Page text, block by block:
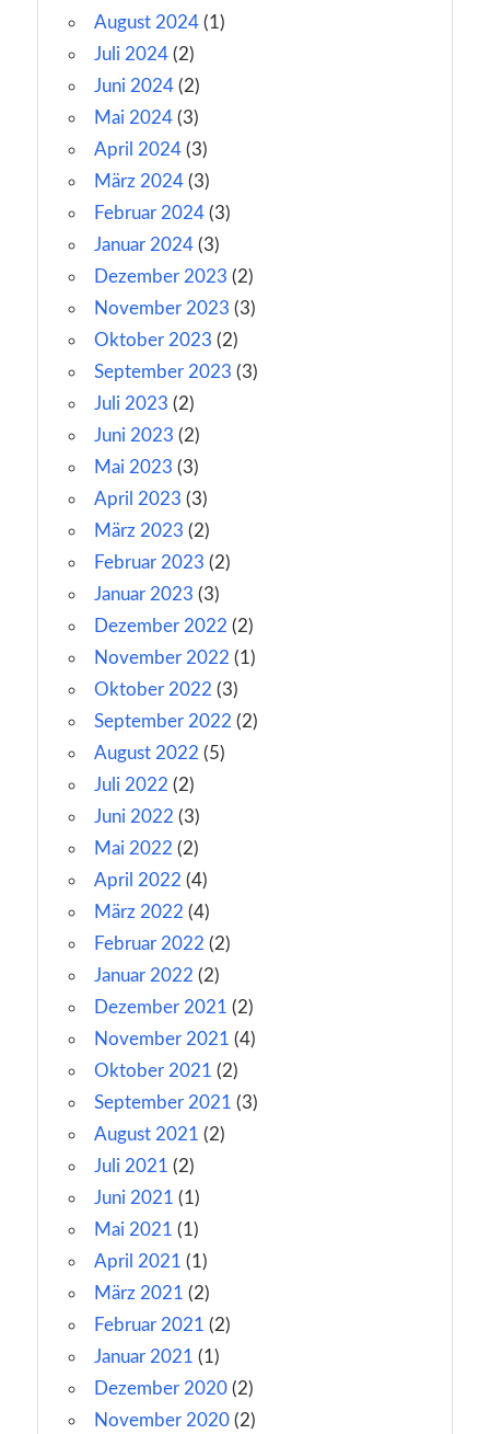
August 2024 (1)
Juli 2024 (2)
Juni 2024 (2)
Mai 2024 (3)
April 2024 (3)
März 2024 (3)
Februar 2024 (3)
Januar 2024 (3)
Dezember 2023 (2)
November 2023 (3)
Oktober 2023 (2)
September 2023 (3)
Juli 2023 (2)
Juni 2023 (2)
Mai 2023 (3)
April 2023 (3)
März 2023 (2)
Februar 2023 (2)
Januar 2023 (3)
Dezember 2022 (2)
November 2022 (1)
Oktober 2022 (3)
September 2022 (2)
August 2022 (5)
Juli 2022 (2)
Juni 2022 (3)
Mai 2022 (2)
April 2022 (4)
März 2022 (4)
Februar 2022 (2)
Januar 2022 (2)
Dezember 2021 (2)
November 2021 (4)
Oktober 2021 (2)
September 2021 (3)
August 2021 (2)
Juli 2021 (2)
Juni 2021 (1)
Mai 2021 (1)
April 2021 (1)
März 2021 (2)
Februar 2021 (2)
Januar 2021 (1)
Dezember 2020 (2)
November 2020 (2)